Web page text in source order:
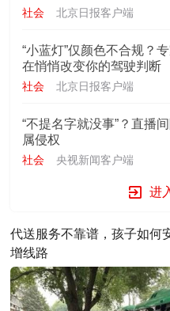
社会 北京日报客户端
“小蓝灯”仅颜色不合规？
在悄悄改变你的驾驶判断
社会 北京日报客户端
“不提名字就没事”？直播
属侵权
社会 央视新闻客户端
进
代送服务不靠谱，孩子如何
增线路